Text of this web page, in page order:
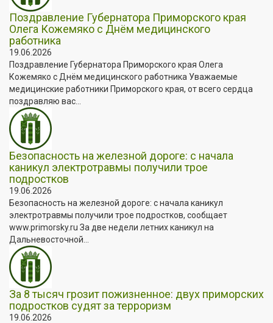
Поздравление Губернатора Приморского края
Олега Кожемяко с Днём медицинского
работника
19.06.2026
Поздравление Губернатора Приморского края Олега
Кожемяко с Днём медицинского работника Уважаемые
медицинские работники Приморского края, от всего сердца
поздравляю вас...
Безопасность на железной дороге: с начала
каникул электротравмы получили трое
подростков
19.06.2026
Безопасность на железной дороге: с начала каникул
электротравмы получили трое подростков, сообщает
www.primorsky.ru За две недели летних каникул на
Дальневосточной...
За 8 тысяч грозит пожизненное: двух приморских
подростков судят за терроризм
19.06.2026